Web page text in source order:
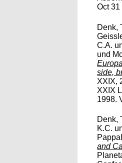
Oct
Denk,
C.A.
und
side,
XXIX,
XXIX
1998.
Denk,
K.C.
and